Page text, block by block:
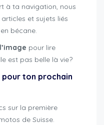
à ta navigation, nous
et sujets liés
en bécane.
pour lire
est pas belle là vie?
pour ton prochain
sur la première
de Suisse.